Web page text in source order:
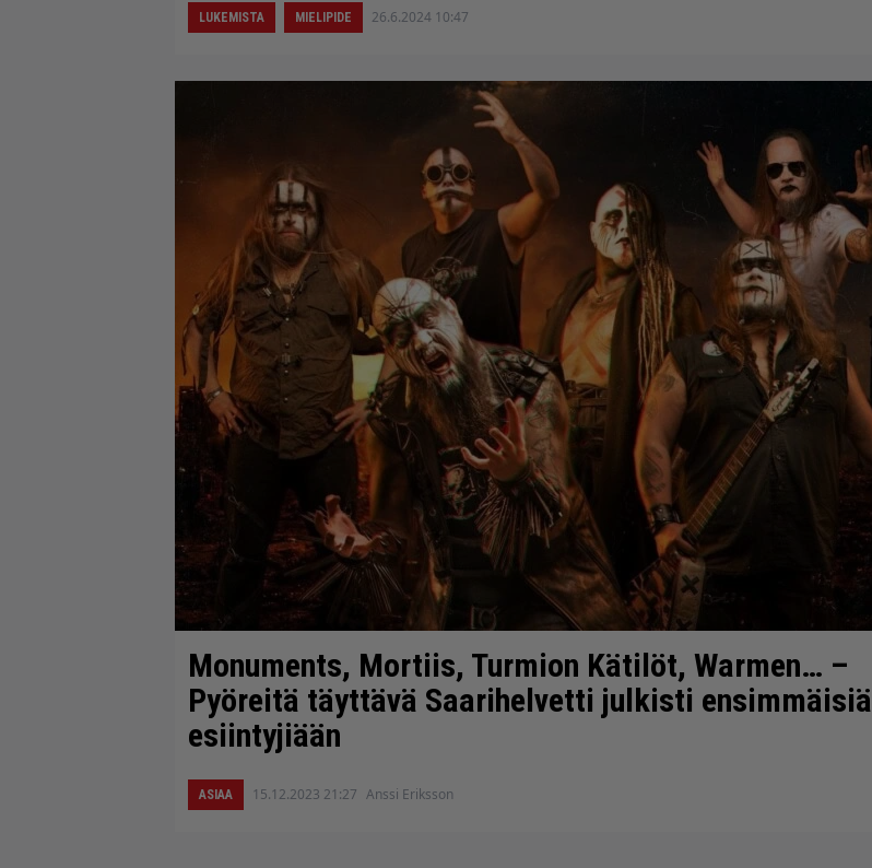
LUKEMISTA MIELIPIDE 26.6.2024 10:47
Monuments, Mortiis, Turmion Kätilöt, Warmen… –
Pyöreitä täyttävä Saarihelvetti julkisti ensimmäisiä
esiintyjiään
ASIAA 15.12.2023 21:27 Anssi Eriksson